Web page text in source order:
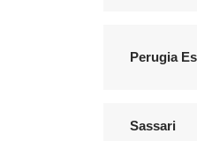
Perugia
Sassari